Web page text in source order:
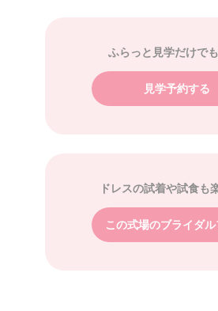
ふらっと見学だけで
見学予約する
ドレスの試着や試食も
この式場のブライダ